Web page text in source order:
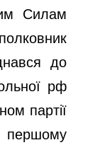
Силам
до
рф
партії